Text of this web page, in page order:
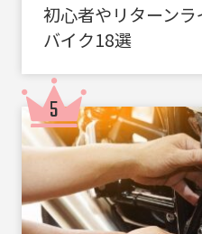
初心者やリターン
バイク18選